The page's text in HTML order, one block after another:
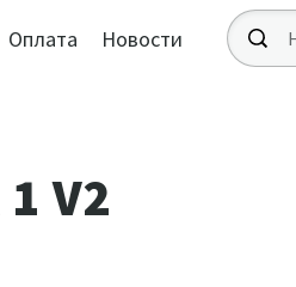
Оплата Новости
V2